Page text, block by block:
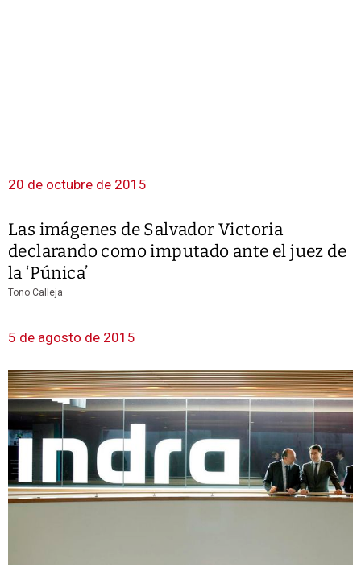
20 de octubre de 2015
Las imágenes de Salvador Victoria
declarando como imputado ante el juez de
la ‘Púnica’
Tono Calleja
5 de agosto de 2015